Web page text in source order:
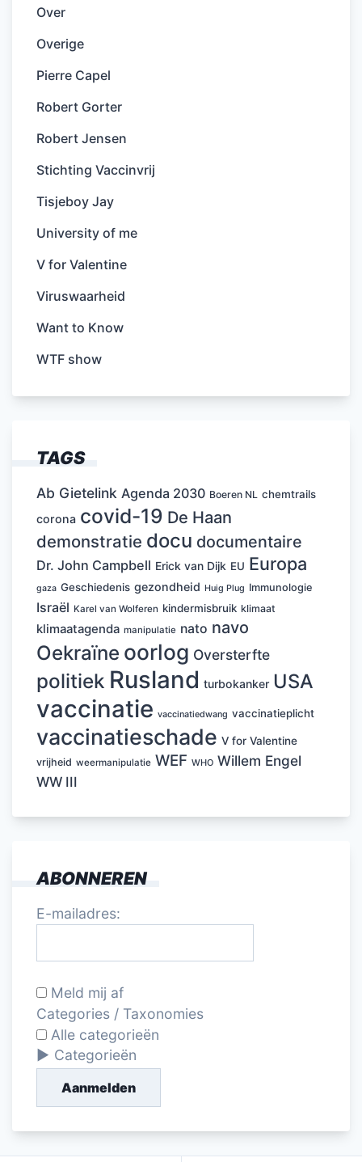
Over
Overige
Pierre Capel
Robert Gorter
Robert Jensen
Stichting Vaccinvrij
Tisjeboy Jay
University of me
V for Valentine
Viruswaarheid
Want to Know
WTF show
TAGS
Ab Gietelink Agenda 2030 Boeren NL chemtrails
corona covid-19 De Haan
demonstratie docu documentaire
Dr. John Campbell Erick van Dijk EU Europa
gaza Geschiedenis gezondheid Huig Plug Immunologie
Israël Karel van Wolferen kindermisbruik klimaat
klimaatagenda manipulatie nato navo
Oekraïne oorlog Oversterfte
politiek Rusland turbokanker USA
vaccinatie vaccinatiedwang vaccinatieplicht
vaccinatieschade V for Valentine
vrijheid weermanipulatie WEF WHO Willem Engel
WW III
ABONNEREN
E-mailadres:
Meld mij af
Categories / Taxonomies
Alle categorieën
Categorieën
Aanmelden